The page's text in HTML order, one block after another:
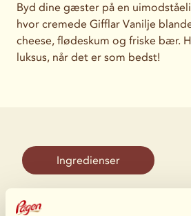
Byd dine gæster på en
hvor cremede Gifflar Vanilje
cheese, flødeskum og friske bær.
luksus, når det er som bedst!
Ingredienser
Ingredienser